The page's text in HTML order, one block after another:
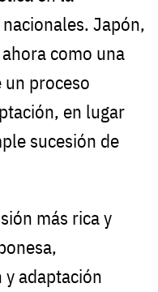
Japón,
como una
un proceso
en lugar
sucesión de
más rica y
adaptación